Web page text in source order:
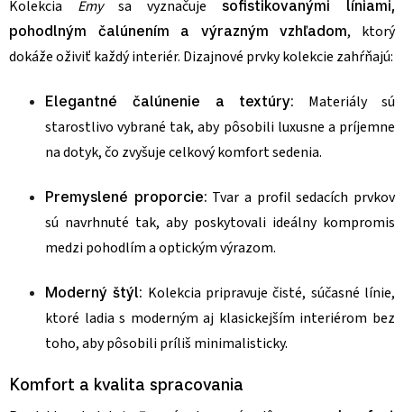
Kolekcia Emysa vyznačuje sofistikovanými líniami,
pohodlným čalúnením a výrazným vzhľadom, ktorý
dokáže oživiť každý interiér. Dizajnové prvky kolekcie zahŕňajú:
Elegantné čalúnenie a textúry:
Materiály sú
starostlivo vybrané tak, aby pôsobili luxusne a príjemne
na dotyk, čo zvyšuje celkový komfort sedenia.
Premyslené proporcie: Tvar a profil sedacích prvkov
sú navrhnuté tak, aby poskytovali ideálny kompromis
medzi pohodlím a optickým výrazom.
Moderný štýl: Kolekcia pripravuje čisté, súčasné línie,
ktoré ladia s moderným aj klasickejším interiérom bez
toho, aby pôsobili príliš minimalisticky.
Komfort a kvalita spracovania